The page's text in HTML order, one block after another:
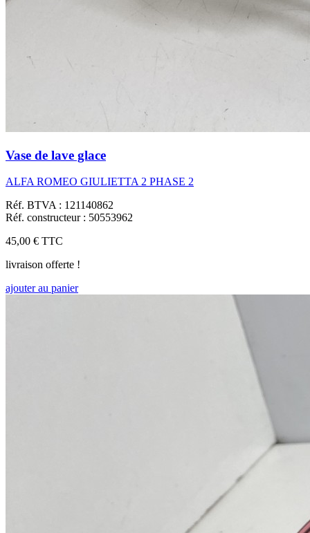
Vase de lave glace
ALFA ROMEO GIULIETTA 2 PHASE 2
Réf. BTVA : 121140862
Réf. constructeur : 50553962
45,00 € TTC
livraison offerte !
ajouter au panier